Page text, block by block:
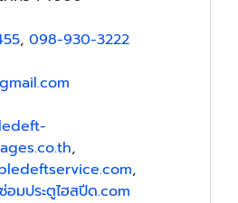
, 098-930-3222
,
,
มประตูไฮสปีด.com